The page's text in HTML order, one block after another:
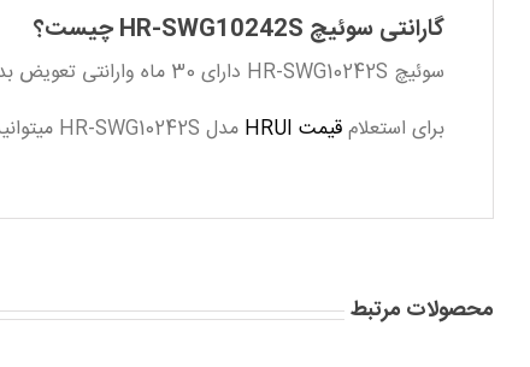
گارانتی سوئیچ HR-SWG10242S چیست؟
سوئیچ HR-SWG10242S دارای 30 ماه وارانتی تعویض بدون قید و شرط شرکت راش سیستم است.
برای استعلامقیمت HRUI مدل HR-SWG10242S میتوانید از طریق تماس با فروشگاه هایک لوک و ارتباط با کارشناسان فروش اقدام نمایید.
محصولات مرتبط